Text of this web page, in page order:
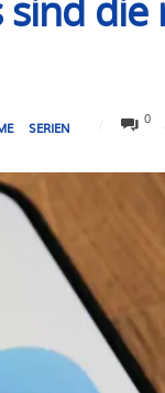
sind
SERIEN
0